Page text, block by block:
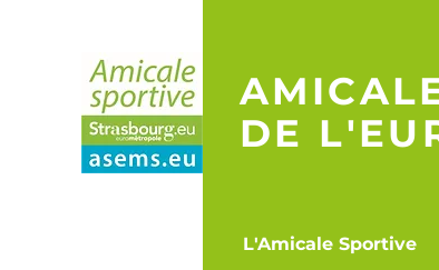
DE
L'Amicale Sportive